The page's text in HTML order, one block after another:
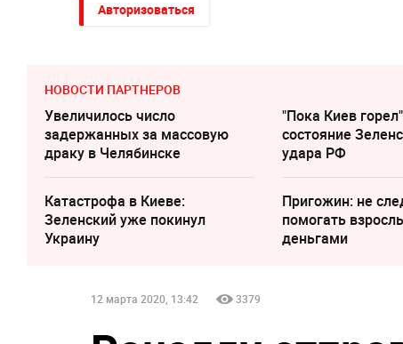
Авторизоваться
НОВОСТИ ПАРТНЕРОВ
Увеличилось число
задержанных за массовую
драку в Челябинске
"Пока Киев
состояние
удара РФ
Катастрофа в Киеве:
Зеленский уже покинул
Украину
Пригожин: не
помогать
деньгами
12 марта 2020, 13:42 3379